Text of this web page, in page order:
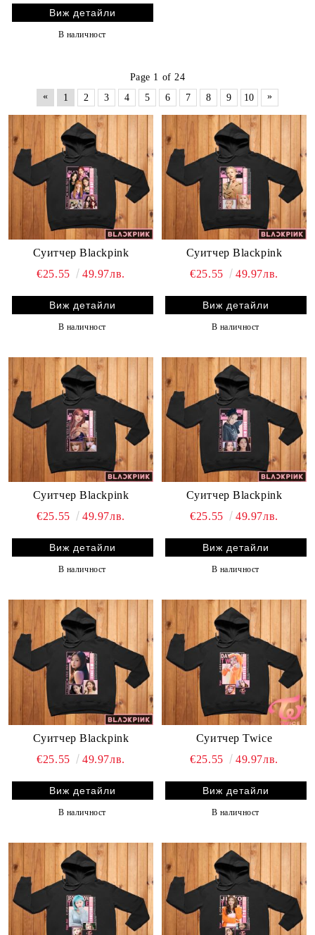
Виж детайли
В наличност
Page 1 of 24
«
1 2 3 4 5 6 7 8 9 10 »
Суитчер Blackpink
€25.55
49.97лв.
Виж детайли
В наличност
Суитчер Blackpink
€25.55
49.97лв.
Виж детайли
В наличност
Суитчер Blackpink
€25.55
49.97лв.
Виж детайли
В наличност
Суитчер Blackpink
€25.55
49.97лв.
Виж детайли
В наличност
Суитчер Blackpink
€25.55
49.97лв.
Виж детайли
В наличност
Суитчер Twice
€25.55
49.97лв.
Виж детайли
В наличност